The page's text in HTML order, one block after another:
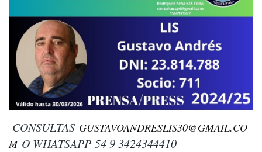
CONSULTAS GUSTAVOANDRESLIS30@GMAIL.CO
MO WHATSAPP 54 9 3424344410